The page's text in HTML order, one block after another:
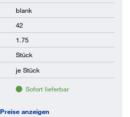
blank
42
1.75
Stück
je Stück
Sofort lieferbar
anzeigen